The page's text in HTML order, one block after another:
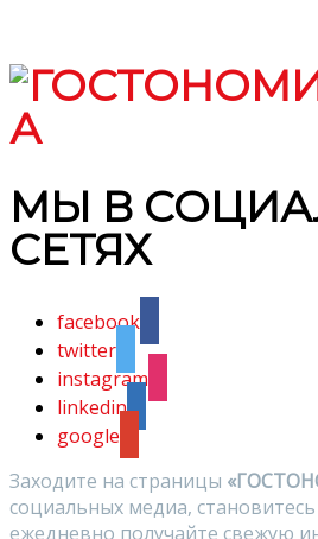
МЫ В
СЕТЯХ
facebook
twitter
instagram
linkedin
google
Заходите на страницы
социальных медиа,
ежедневно получайте свежую